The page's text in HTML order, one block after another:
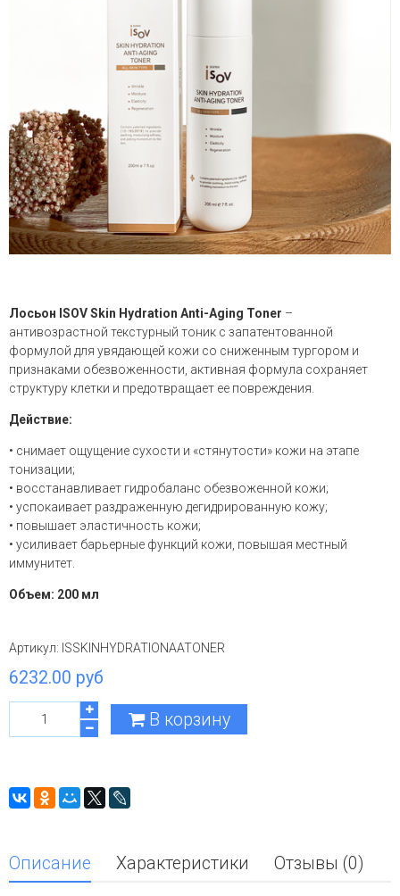
Лосьон ISOV Skin Hydration Anti-Aging Toner –
антивозрастной текстурный тоник с запатентованной
формулой для увядающей кожи со сниженным тургором и
признаками обезвоженности, активная формула сохраняет
структуру клетки и предотвращает ее повреждения.
Действие:
• снимает ощущение сухости и «стянутости» кожи на этапе
тонизации;
• восстанавливает гидробаланс обезвоженной кожи;
• успокаивает раздраженную дегидрированную кожу;
• повышает эластичность кожи;
• усиливает барьерные функций кожи, повышая местный
иммунитет.
Объем: 200 мл
Артикул: ISSKINHYDRATIONAATONER
6232.00 руб
В корзину
Описание Характеристики Отзывы (0)